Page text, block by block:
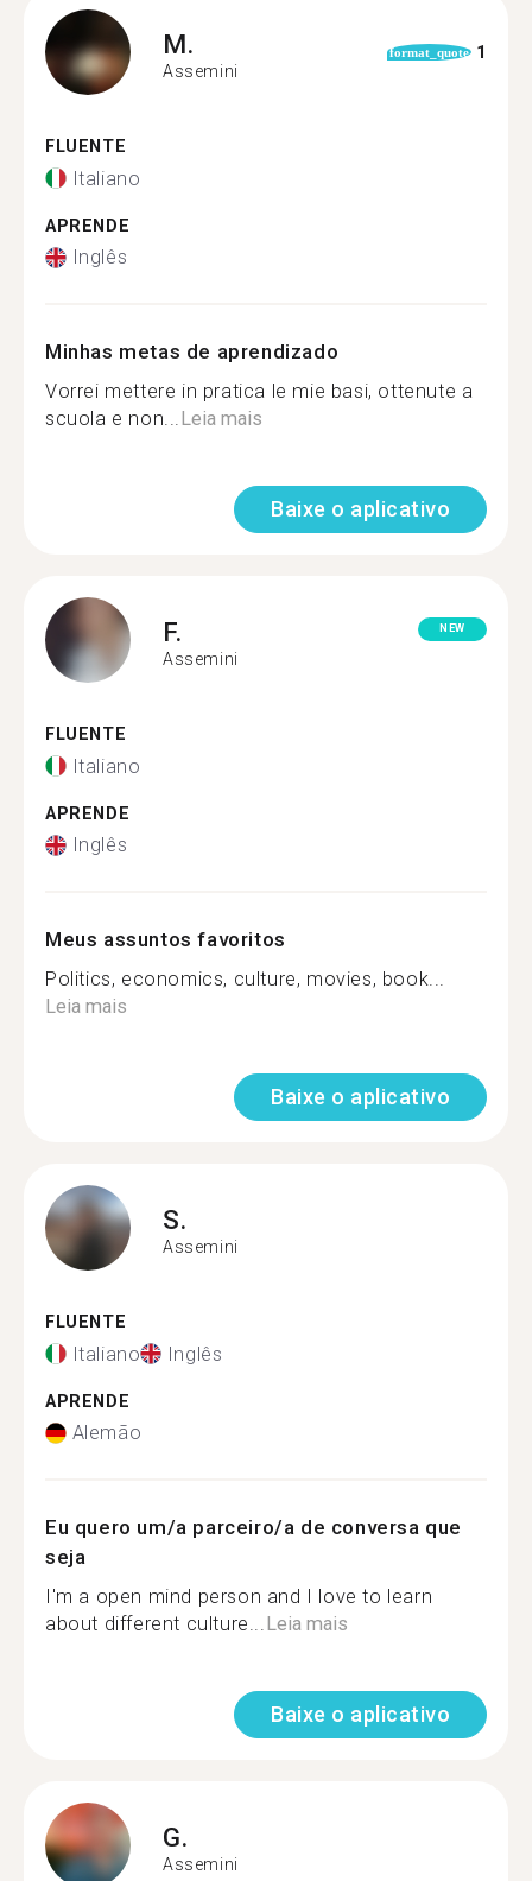
M.
Assemini
format_quote 1
FLUENTE
Italiano
APRENDE
Inglês
Minhas metas de aprendizado
Vorrei mettere in pratica le mie basi, ottenute a
scuola e non...Leia mais
Baixe o aplicativo
F.
Assemini
NEW
FLUENTE
Italiano
APRENDE
Inglês
Meus assuntos favoritos
Politics, economics, culture, movies, book...
Leia mais
Baixe o aplicativo
S.
Assemini
FLUENTE
Italiano Inglês
APRENDE
Alemão
Eu quero um/a parceiro/a de conversa que
seja
I'm a open mind person and I love to learn
about different culture...Leia mais
Baixe o aplicativo
G.
Assemini